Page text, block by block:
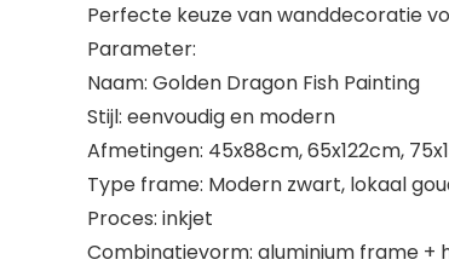
Perfecte keuze van wanddecoratie
Parameter:
Naam: Golden Dragon Fish Painting
Stijl: eenvoudig en modern
Afmetingen: 45x88cm, 65x122cm,
Type frame: Modern zwart, lokaal
Proces: inkjet
Combinatievorm: aluminium frame +